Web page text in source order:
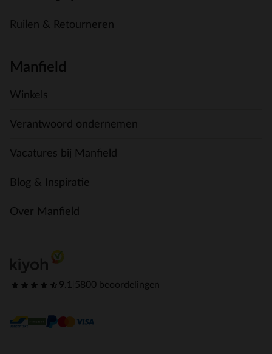
Ruilen & Retourneren
Manfield
Winkels
Verantwoord ondernemen
Vacatures bij Manfield
Blog & Inspiratie
Over Manfield
9.1 5800 beoordelingen